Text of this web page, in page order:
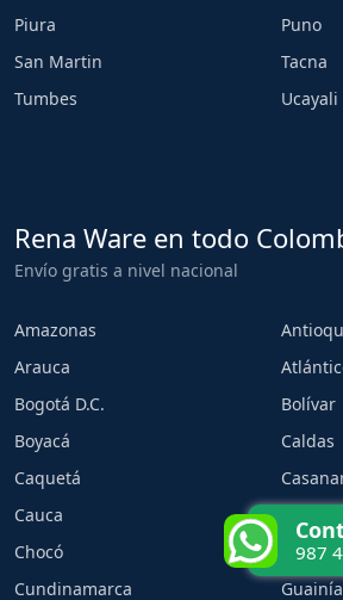
Piura
Puno
San Martin
Tacna
Tumbes
Ucayali
Rena Ware en todo
Envío gratis a nivel nacional
Amazonas
Arauca
Bogotá D.C.
Bolívar
Boyacá
Caldas
Caquetá
Cauca
Chocó
Cundinamarca
Guainía
987